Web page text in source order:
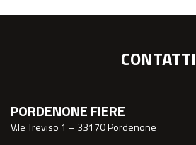
CONTATTI
PORDENONE FIERE
V.le Treviso 1 – 33170 Pordenone